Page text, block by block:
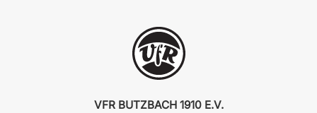
VFR BUTZBACH 1910 E.V.